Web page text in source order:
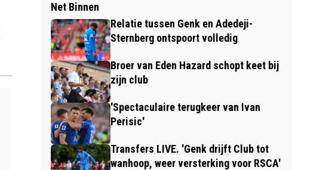
Net Binnen
Relatie tussen Genk en Adedeji-
Sternberg ontspoort volledig
Broer van Eden Hazard schopt keet bij
zijn club
'Spectaculaire terugkeer van Ivan
Perisic'
Transfers LIVE. 'Genk drijft Club tot
wanhoop, weer versterking voor RSCA'